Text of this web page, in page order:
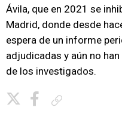
Ávila, que en 2021 se
Madrid, donde desde
espera de un informe
adjudicadas y aún no
de los investigados.